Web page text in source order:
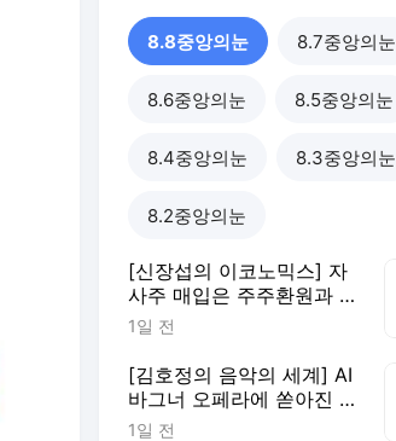
8.8중앙의눈 8.7중앙의눈
8.6중앙의눈 8.5중앙의눈
8.4중앙의눈 8.3중앙의눈
8.2중앙의눈
[신장섭의 이코노믹스] 자
사주 매입은 주주환원과 무
관, 단기 투기 부추길 뿐
1일 전
[김호정의 음악의 세계] AI
바그너 오페라에 쏟아진 야
유
1일 전